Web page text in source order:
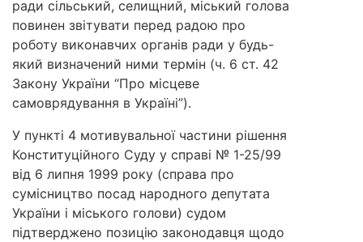
ради сільський, селищний, міський голова
повинен звітувати перед радою про
роботу виконавчих органів ради у будь-
який визначений ними термін (ч. 6 ст. 42
Закону України “Про місцеве
самоврядування в Україні”).
У пункті 4 мотивувальної частини рішення
Конституційного Суду у справі № 1-25/99
від 6 липня 1999 року (справа про
сумісництво посад народного депутата
України і міського голови) судом
підтверджено позицію законодавця щодо